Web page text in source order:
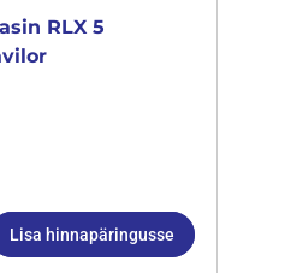
RLX 5
Lisa hinnapäringusse